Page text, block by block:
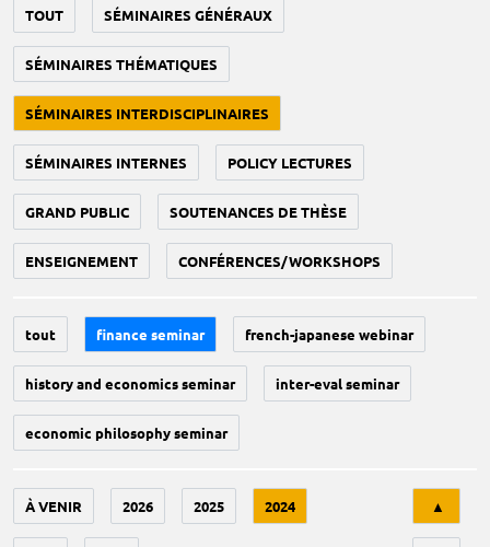
TOUT SÉMINAIRES GÉNÉRAUX
SÉMINAIRES THÉMATIQUES
SÉMINAIRES INTERDISCIPLINAIRES
SÉMINAIRES INTERNES POLICY LECTURES
GRAND PUBLIC SOUTENANCES DE THÈSE
ENSEIGNEMENT CONFÉRENCES/WORKSHOPS
tout finance seminar french-japanese webinar
history and economics seminar inter-eval seminar
economic philosophy seminar
À VENIR 2026 2025 2024 ▲